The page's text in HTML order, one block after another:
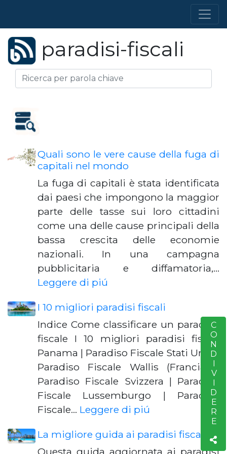
paradisi-fiscali
Quali sono le vere cause della fuga di
capitali nel mondo
La fuga di capitali è stata identificata
dai paesi che impongono la maggior
parte delle tasse sui loro cittadini
come una delle cause principali della
bassa crescita delle economie
nazionali. In una campagna
pubblicitaria e diffamatoria,…
Leggere di piú
I 10 migliori paradisi fiscali
Indice Come classificare un paradiso
fiscale I 10 migliori paradisi fiscali
Panama | Paradiso Fiscale Stati Uniti |
Paradiso Fiscale Wallis (Francia) |
Paradiso Fiscale Svizzera | Paradiso
Fiscale Lussemburgo | Paradiso
Fiscale… Leggere di piú
La migliore guida ai paradisi fiscali
Questa guida aggiornata ai paradisi
CONDIVIDERE